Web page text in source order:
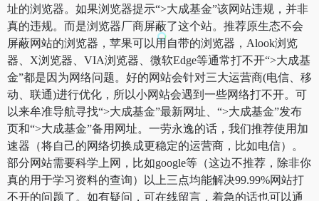
址的浏览器。如果浏览器提示“>大成基金”该网站违规，并非
真的违规。而是浏览器厂商屏蔽了这个站。推荐原生态不会
屏蔽网站的浏览器，苹果可以用自带的浏览器，Alook浏览
器、X浏览器、VIA浏览器、微软Edge等通常打不开“>大成基
金”都是因为网络问题。好的网站会针对三大运营商(电信、移
动、联通)进行优化，所以小网站会遇到一些网络打不开。可
以来牟准导航寻找“>大成基金”最新网址、“>大成基金”发布
页和“>大成基金”备用网址。一劳永逸的话，我们推荐使用加
速器（将自己的网络切换成更稳定的运营商，比如电信）。
部分网站需要科学上网，比如google等（这边不推荐，除非你
真的用于学习资料的查询）以上三点均能解决99.99%网站打
不开的问题了。如有疑问，可在线留言，着急的话也可以通